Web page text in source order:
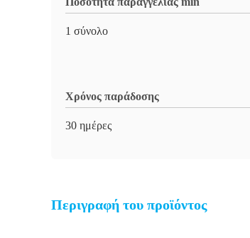
1 σύνολο
Χρόνος παράδοσης
30 ημέρες
Περιγραφή του προϊόντος